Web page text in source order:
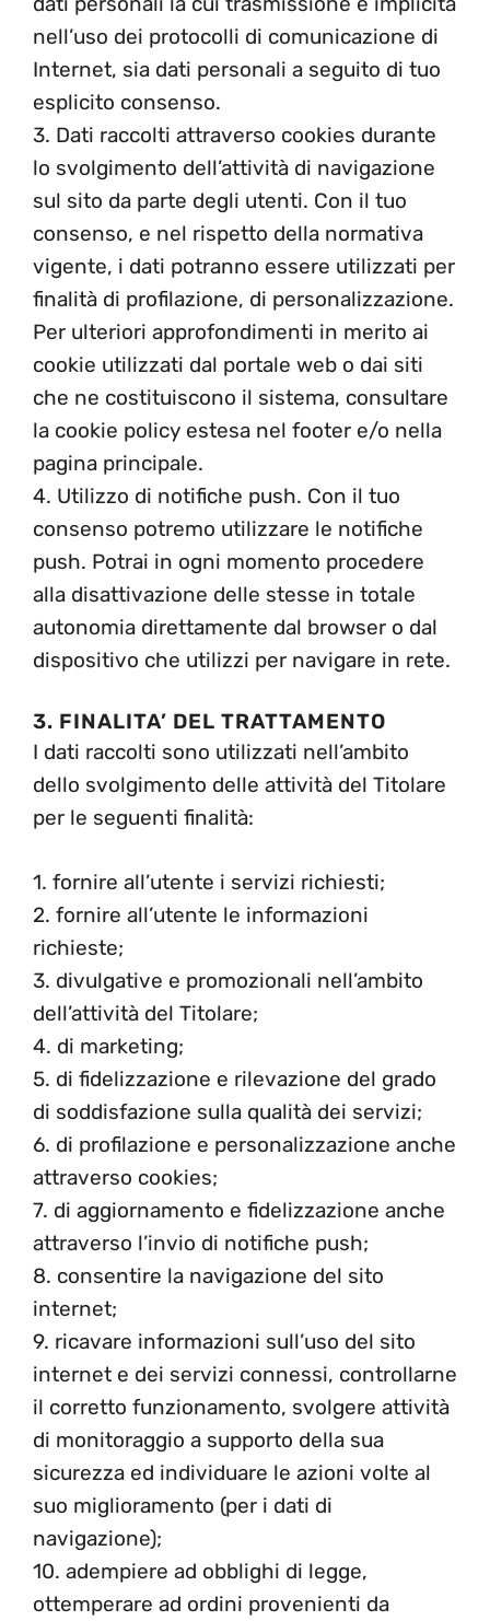
nell’uso dei protocolli di comunicazione di
Internet, sia dati personali a seguito di tuo
esplicito consenso.
3. Dati raccolti attraverso cookies durante
lo svolgimento dell’attività di navigazione
sul sito da parte degli utenti. Con il tuo
consenso, e nel rispetto della normativa
vigente, i dati potranno essere utilizzati per
finalità di profilazione, di personalizzazione.
Per ulteriori approfondimenti in merito ai
cookie utilizzati dal portale web o dai siti
che ne costituiscono il sistema, consultare
la cookie policy estesa nel footer e/o nella
pagina principale.
4. Utilizzo di notifiche push. Con il tuo
consenso potremo utilizzare le notifiche
push. Potrai in ogni momento procedere
alla disattivazione delle stesse in totale
autonomia direttamente dal browser o dal
dispositivo che utilizzi per navigare in rete.
3. FINALITA’ DEL TRATTAMENTO
I dati raccolti sono utilizzati nell’ambito
dello svolgimento delle attività del Titolare
per le seguenti finalità:
1. fornire all’utente i servizi richiesti;
2. fornire all’utente le informazioni
richieste;
3. divulgative e promozionali nell’ambito
dell’attività del Titolare;
4. di marketing;
5. di fidelizzazione e rilevazione del grado
di soddisfazione sulla qualità dei servizi;
6. di profilazione e personalizzazione anche
attraverso cookies;
7. di aggiornamento e fidelizzazione anche
attraverso l’invio di notifiche push;
8. consentire la navigazione del sito
internet;
9. ricavare informazioni sull’uso del sito
internet e dei servizi connessi, controllarne
il corretto funzionamento, svolgere attività
di monitoraggio a supporto della sua
sicurezza ed individuare le azioni volte al
suo miglioramento (per i dati di
navigazione);
10. adempiere ad obblighi di legge,
ottemperare ad ordini provenienti da